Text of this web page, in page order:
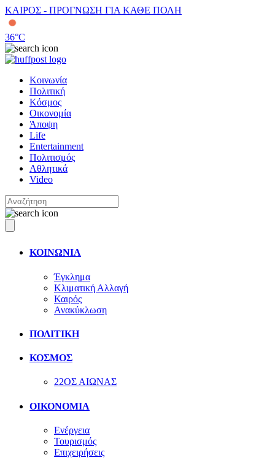
ΚΑΙΡΟΣ - ΠΡΟΓΝΩΣΗ ΓΙΑ ΚΑΘΕ ΠΟΛΗ
36°C
Κοινωνία
Πολιτική
Κόσμος
Οικονομία
Άποψη
Life
Entertainment
Πολιτισμός
Αθλητικά
Video
ΚΟΙΝΩΝΙΑ
Έγκλημα
Κλιματική Αλλαγή
Καιρός
Ανακύκλωση
ΠΟΛΙΤΙΚΗ
ΚΟΣΜΟΣ
22ΟΣ ΑΙΩΝΑΣ
ΟΙΚΟΝΟΜΙΑ
Ενέργεια
Τουρισμός
Επιχειρήσεις